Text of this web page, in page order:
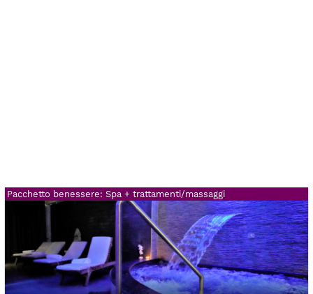
Pacchetto benessere: Spa + trattamenti/massaggi